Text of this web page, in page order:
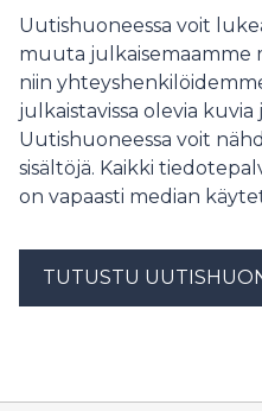
peruspuhelinvalikoimaan
kestävyysluokituksen
800 Tough -puhelimen ja
päivitetyn klassikkomalli
peruspuhelimen.
Uutishuoneessa voit
muuta julkaisemaamme
niin
julkaistavissa olevia kuvia
Uutishuoneessa voit
sisältöjä. Kaikki
on vapaasti median
TUTUSTU